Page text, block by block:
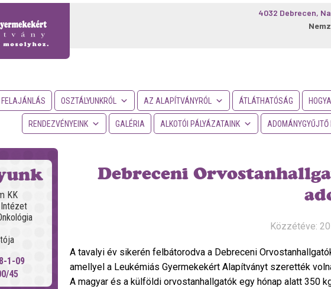
4032 Debrecen,
FELAJÁNLÁS OSZTÁLYUNKRÓL AZ ALAPÍTVÁNYRÓL ÁTLÁTHATÓSÁG
RENDEZVÉNYEINK GALÉRIA ALKOTÓI PÁLYÁZATAINK
KK
1-09
45
Debreceni
Közzétéve:
A tavalyi év sikerén felbátorodva a Debreceni
amellyel a Leukémiás Gyermekekért Alapítványt szerették
A magyar és a külföldi orvostanhallgatók egy hónap alatt 350